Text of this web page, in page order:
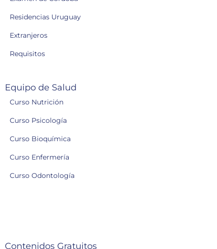
Residencias Uruguay
Extranjeros
Requisitos
Equipo de Salud
Curso Nutrición
Curso Psicología
Curso Bioquímica
Curso Enfermería
Curso Odontología
Contenidos Gratuitos